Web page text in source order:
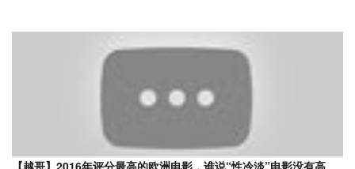
【越哥】2016年评分最高的欧洲电影，谁说“性冷淡”电影没有高